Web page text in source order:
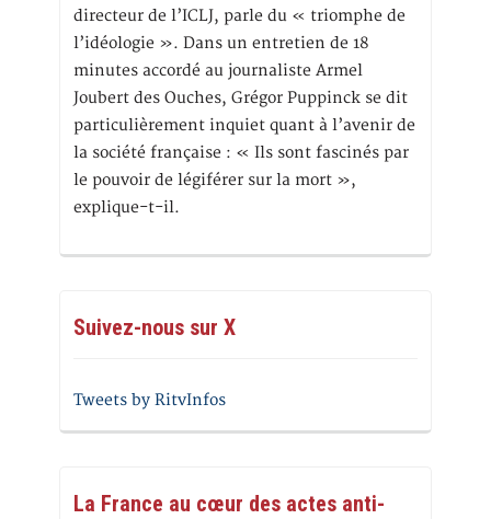
directeur de l’ICLJ, parle du « triomphe de
l’idéologie ». Dans un entretien de 18
minutes accordé au journaliste Armel
Joubert des Ouches, Grégor Puppinck se dit
particulièrement inquiet quant à l’avenir de
la société française : « Ils sont fascinés par
le pouvoir de légiférer sur la mort »,
explique-t-il.
Suivez-nous sur X
Tweets by RitvInfos
La France au cœur des actes anti-